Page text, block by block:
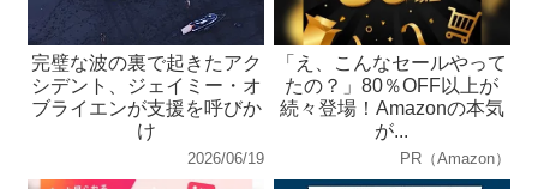
完璧な波の裏で起きたアク
シデント、ジェイミー・オ
ブライエンが支援を呼びか
け
2026/06/19
「え、こんなセールやって
たの？」80％OFF以上が
続々登場！Amazonの本気
が...
PR（Amazon）